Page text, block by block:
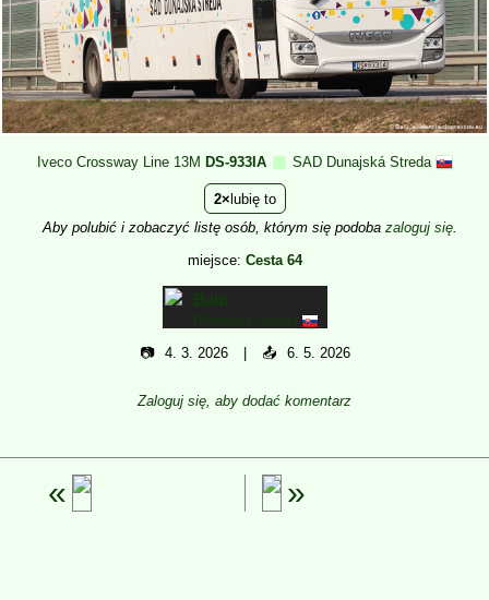
Iveco Crossway Line 13M DS-933IA SAD Dunajská Streda
2 lubię to
Aby polubić i zobaczyć listę osób, którym się podoba zaloguj się.
miejsce: Cesta 64
Balu
Rimavska Sobota
📷 4. 3. 2026 📤 6. 5. 2026
Zaloguj się, aby dodać komentarz